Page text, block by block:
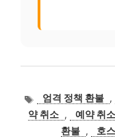
태
그
엄격 정책 환불 ,
약 취소 , 예약 취
환불 , 호